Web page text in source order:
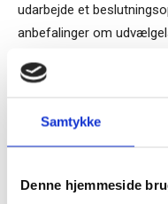
Samtykke
Denne hjemmeside
udarbejde et
anbefalinger om
virksomhedens ledelse,
for de potentielle købere,